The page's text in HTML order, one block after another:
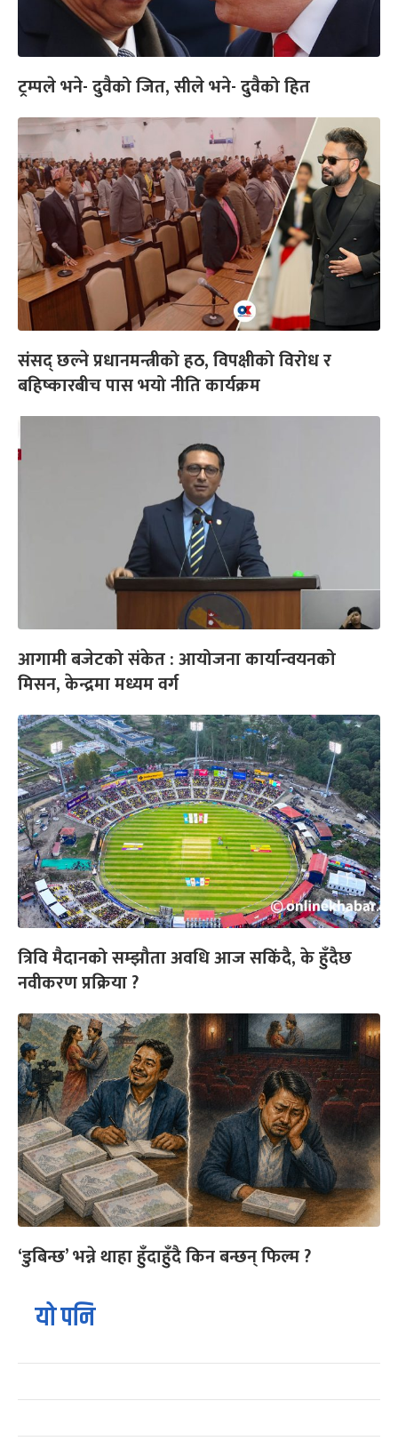
ट्रम्पले भने- दुवैको जित, सीले भने- दुवैको हित
संसद् छल्ने प्रधानमन्त्रीको हठ, विपक्षीको विरोध र
बहिष्कारबीच पास भयो नीति कार्यक्रम
आगामी बजेटको संकेत : आयोजना कार्यान्वयनको
मिसन, केन्द्रमा मध्यम वर्ग
त्रिवि मैदानको सम्झौता अवधि आज सकिंदै, के हुँदैछ
नवीकरण प्रक्रिया ?
‘डुबिन्छ’ भन्ने थाहा हुँदाहुँदै किन बन्छन् फिल्म ?
यो पनि